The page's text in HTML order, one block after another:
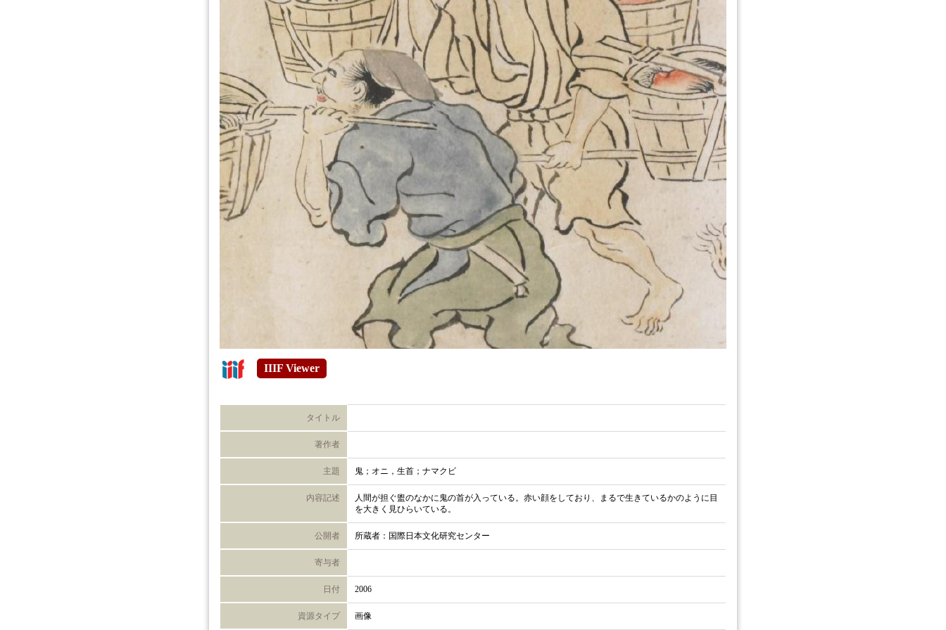
IIIF Viewer
タイトル
著作者
主題 鬼；オニ，生首；ナマクビ
内容記述
人間が担ぐ盥のなかに鬼の首が入っている。赤い顔をしており、まるで生きているかのように目
を大きく見ひらいている。
公開者 所蔵者：国際日本文化研究センター
寄与者
日付 2006
資源タイプ 画像